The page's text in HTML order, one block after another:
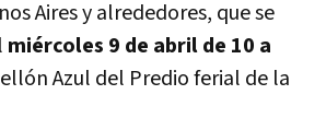
Aires y alrededores, que se
miércoles 9 de abril de 10 a
Azul del Predio ferial de la